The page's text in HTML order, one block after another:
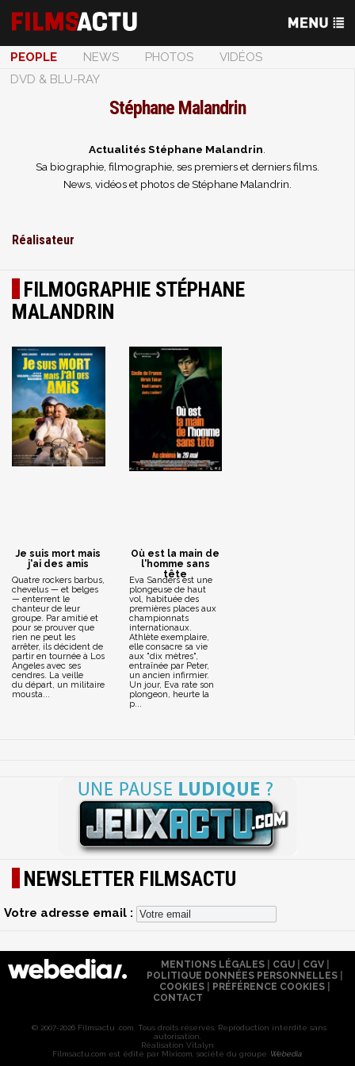
PEOPLE NEWS PHOTOS
VIDÉOS
DVD & BLU-RAY
Stéphane Malandrin
Actualités Stéphane Malandrin
Sa biographie, filmographie, ses premiers et derniers films.
News, vidéos et photos de Stéphane Malandrin.
Réalisateur
FILMOGRAPHIE STÉPHANE
MALANDRIN
Je suis mort mais
j'ai des amis
Quatre rockers barbus,
chevelus — et belges
— enterrent le
chanteur de leur
groupe. Par amitié et
pour se prouver que
rien ne peut les
arrêter, ils décident de
partir en tournée à Los
Angeles avec ses
cendres. La veille
du départ, un militaire
mousta...
Où est la main de
l'homme sans
tête
Eva Sanders est une
plongeuse de haut
vol, habituée des
premières places aux
championnats
internationaux.
Athlète exemplaire,
elle consacre sa vie
aux "dix mètres",
entraînée par Peter,
un ancien infirmier.
Un jour, Eva rate son
plongeon, heurte la
p...
NEWSLETTER FILMSACTU
Votre adresse email :
MENTIONS LÉGALES| CGU| CGV|
POLITIQUE DONNÉES PERSONNELLES
COOKIES
PRÉFÉRENCE COOKIES
CONTACT
© 2007-2026 Filmsactu .com. Tous droits réservés. Reproduction interdite sans
autorisation.
Réalisation Vitalyn
Filmsactu .com est édité par Mixicom, société du groupe Webedia.